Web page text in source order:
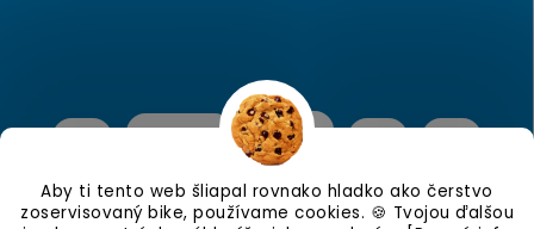
Aby ti tento web šliapal rovnako hladko ako čerstvo
zoservisovaný bike, používame cookies. 🍪 Tvojou ďalšou